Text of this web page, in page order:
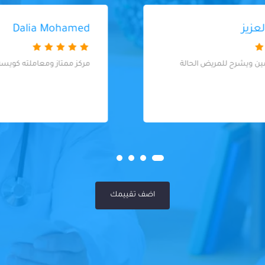
مركز ممتاز ومعاملته كويسه شكرا ليكم
اضف تقييمك